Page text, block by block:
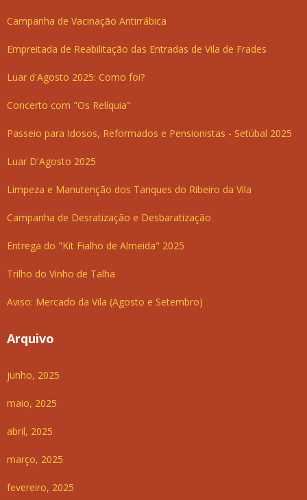
Campanha de Vacinação Antirrábica
Empreitada de Reabilitação das Entradas de Vila de Frades
Luar d'Agosto 2025: Como foi?
Concerto com "Os Relíquia"
Passeio para Idosos, Reformados e Pensionistas - Setúbal 2025
Luar D'Agosto 2025
Limpeza e Manutenção dos Tanques do Ribeiro da Vila
Campanha de Desratização e Desbaratização
Entrega do "Kit Fialho de Almeida" 2025
Trilho do Vinho de Talha
Aviso: Mercado da Vila (Agosto e Setembro)
Arquivo
junho, 2025
maio, 2025
abril, 2025
março, 2025
fevereiro, 2025